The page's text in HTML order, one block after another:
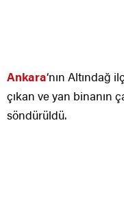
Ankara‘nın Altındağ
çıkan ve yan binanın
söndürüldü.